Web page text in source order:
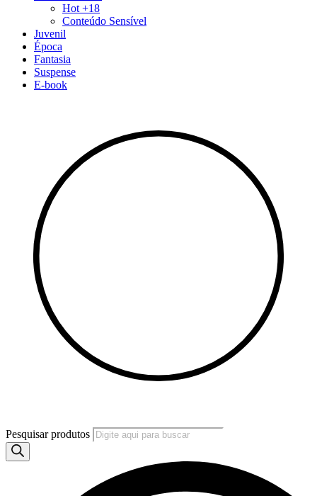
Hot +18
Conteúdo Sensível
Juvenil
Época
Fantasia
Suspense
E-book
Pesquisar produtos